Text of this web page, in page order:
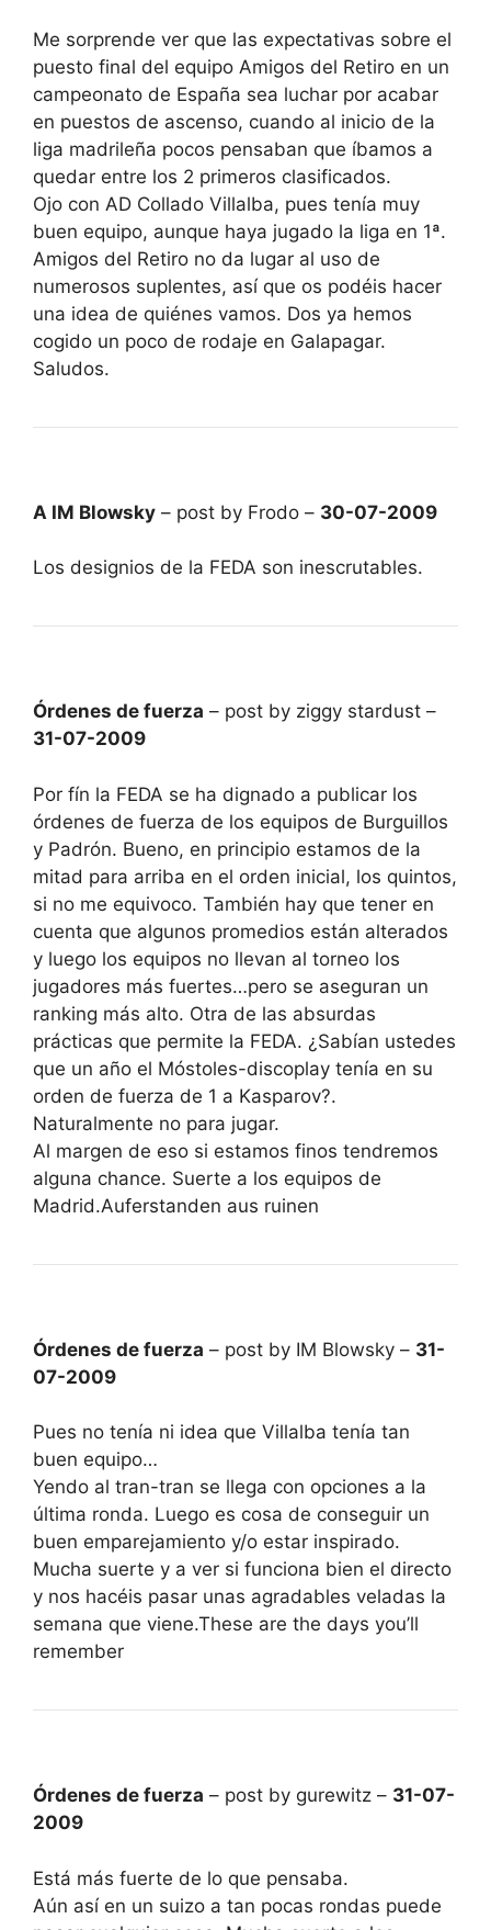
Me sorprende ver que las expectativas sobre el
puesto final del equipo Amigos del Retiro en un
campeonato de España sea luchar por acabar
en puestos de ascenso, cuando al inicio de la
liga madrileña pocos pensaban que íbamos a
quedar entre los 2 primeros clasificados.
Ojo con AD Collado Villalba, pues tenía muy
buen equipo, aunque haya jugado la liga en 1ª.
Amigos del Retiro no da lugar al uso de
numerosos suplentes, así que os podéis hacer
una idea de quiénes vamos. Dos ya hemos
cogido un poco de rodaje en Galapagar.
Saludos.
A IM Blowsky – post by Frodo – 30-07-2009
Los designios de la FEDA son inescrutables.
Órdenes de fuerza – post by ziggy stardust –
31-07-2009
Por fín la FEDA se ha dignado a publicar los
órdenes de fuerza de los equipos de Burguillos
y Padrón. Bueno, en principio estamos de la
mitad para arriba en el orden inicial, los quintos,
si no me equivoco. También hay que tener en
cuenta que algunos promedios están alterados
y luego los equipos no llevan al torneo los
jugadores más fuertes…pero se aseguran un
ranking más alto. Otra de las absurdas
prácticas que permite la FEDA. ¿Sabían ustedes
que un año el Móstoles-discoplay tenía en su
orden de fuerza de 1 a Kasparov?.
Naturalmente no para jugar.
Al margen de eso si estamos finos tendremos
alguna chance. Suerte a los equipos de
Madrid.Auferstanden aus ruinen
Órdenes de fuerza – post by IM Blowsky – 31-
07-2009
Pues no tenía ni idea que Villalba tenía tan
buen equipo…
Yendo al tran-tran se llega con opciones a la
última ronda. Luego es cosa de conseguir un
buen emparejamiento y/o estar inspirado.
Mucha suerte y a ver si funciona bien el directo
y nos hacéis pasar unas agradables veladas la
semana que viene.These are the days you’ll
remember
Órdenes de fuerza – post by gurewitz – 31-07-
2009
Está más fuerte de lo que pensaba.
Aún así en un suizo a tan pocas rondas puede